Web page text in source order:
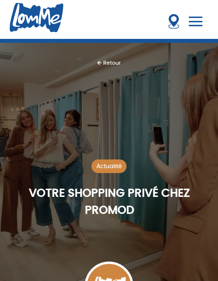
Retour
Actualité
VOTRE SHOPPING PRIVÉ CHEZ
PROMOD